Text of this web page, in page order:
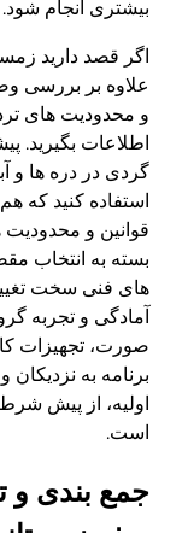
بیشتری انجام شود.
اگر قصد دارید
علاوه بر بررسی
و محدودیت های
اطلاعات بگیرید.
گردی در دره ها و
استفاده کنید که
قوانین و محدودیت
بسته به انتخاب
های فنی سخت
آمادگی و تجربه
صورت، تجهیزات
برنامه به
اولیه، از پیش
است.
جمع بندی و